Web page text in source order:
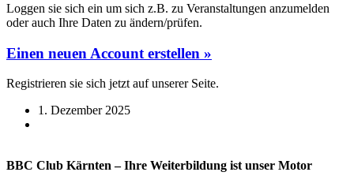
Loggen sie sich ein um sich z.B. zu Veranstaltungen anzumelden
oder auch Ihre Daten zu ändern/prüfen.
Einen neuen Account erstellen »
Registrieren sie sich jetzt auf unserer Seite.
1. Dezember 2025
BBC Club Kärnten – Ihre Weiterbildung ist unser Motor